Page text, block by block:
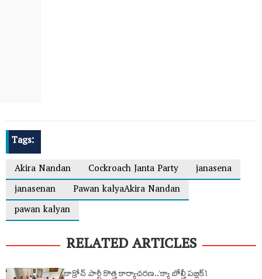
Tags:
Akira Nandan
Cockroach Janta Party
janasena
janasenan
Pawan kalyaAkira Nandan
pawan kalyan
RELATED ARTICLES
కాక్రోచ్ పార్టీ కొత్త కార్యాచరణ..‘క్యా బోల్తీ పబ్లిక్’!